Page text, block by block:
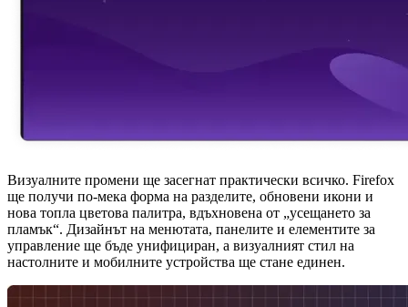
Визуалните промени ще засегнат практически всичко. Firefox
ще получи по-мека форма на разделите, обновени икони и
нова топла цветова палитра, вдъхновена от „усещането за
пламък“. Дизайнът на менютата, панелите и елементите за
управление ще бъде унифициран, а визуалният стил на
настолните и мобилните устройства ще стане единен.